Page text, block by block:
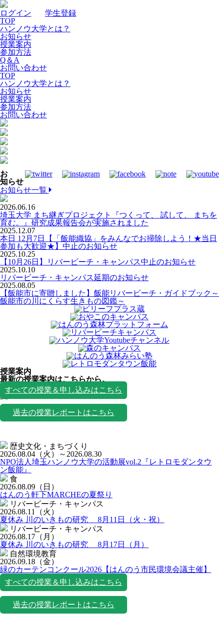
ログイン
学生登録
TOP
ハンノウ大学とは？
お知らせ
授業案内
参加方法
Q＆A
お問い合わせ
TOP
ハンノウ大学とは？
お知らせ
授業案内
参加方法
お問い合わせ
お
知らせ
お知らせ一覧
2026.06.16
埼玉大学 まち継ぎプロジェクト『つくって、 試して、 まちを
育む。』研究成果報告会が実施されました
2025.12.07
本日 12月7日【「飯能織協」をみんなでお掃除しよう！★当日
参加も大歓迎★】中止のお知らせ
2025.10.25
【10月26日】リバービーチ・キャンパス中止のお知らせ
2025.10.10
リバービーチ・キャンパス延期のお知らせ
2025.08.05
【飯能市に寄贈しました】飯能リバービーチ・ガイドブック～
飯能市の川にくらす生きもの図鑑～
授業案内
最新の授業案内はこちらから。
授業一覧
すべての授業＆申し込みはこちら
過去の授業レポートはこちら
歴史文化・まちづくり
2026.08.04 （火）
～2026.08.30
NPO法人埼玉ハンノウ大学の活動展vol.2『レトロモダンタウ
ン飯能』
食
2026.08.09 （日）
はんのう軒下MARCHEの夏祭り
リバービーチ・キャンパス
2026.08.11
（火）
夏休み 川のいきもの研究 8月11日（火・祝）
リバービーチ・キャンパス
2026.08.17 （月）
夏休み 川のいきもの研究 8月17日（月）
自然環境教育
2026.09.18 （金）
緑のカーテンコンクール2026【はんのう市民環境会議主催】
すべての授業＆申し込みはこちら
過去の授業レポートはこちら